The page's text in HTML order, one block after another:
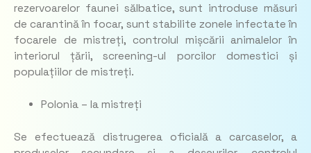
rezervoarelor faunei sălbatice, sunt introduse măsuri
de carantină în focar, sunt stabilite zonele infectate în
focarele de mistreți, controlul mișcării animalelor în
interiorul țării, screening-ul porcilor domestici și
populațiilor de mistreți.
Polonia – la mistreți
Se efectuează distrugerea oficială a carcaselor, a